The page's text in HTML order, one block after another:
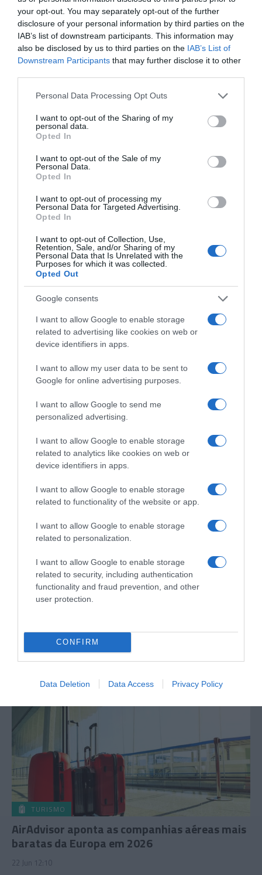
your opt-out. You may separately opt-out of the further
disclosure of your personal information by third parties on the
IAB’s list of downstream participants. This information may
also be disclosed by us to third parties on the IAB’s List of
Downstream Participants that may further disclose it to other
Please note that this website/app uses one or more Google
not limited to your visit or usage behaviour. You may click to
grant or deny consent to Google and its third-party tags to
use your data for below specified purposes in below Google
consent section.
Personal Data Processing Opt Outs
I want to opt-out of the Sharing of my
personal data.
Opted In
I want to opt-out of the Sale of my
Personal Data.
Opted In
I want to opt-out of processing my
Personal Data for Targeted Advertising.
Opted In
I want to opt-out of Collection, Use,
Retention, Sale, and/or Sharing of my
Personal Data that Is Unrelated with the
Purposes for which it was collected.
Opted Out
Google consents
I want to allow Google to enable storage
related to advertising like cookies on web or
device identifiers in apps.
I want to allow my user data to be sent to
Google for online advertising purposes.
I want to allow Google to send me
personalized advertising.
I want to allow Google to enable storage
related to analytics like cookies on web or
device identifiers in apps.
I want to allow Google to enable storage
related to functionality of the website or app.
I want to allow Google to enable storage
related to personalization.
I want to allow Google to enable storage
related to security, including authentication
functionality and fraud prevention, and other
user protection.
CONFIRM
Data Deletion Data Access Privacy Policy
Veja quem esteve no jantar vínico n'O
Clássico
VER GALERIA
JOÃO PORTUGAL RAMOS
JOÃO MARIA RAMOS
FILIPA RAMOS
Últimas
ROTEIRO
Mariano regressa ao Marginal e Summer Jam anima o
Jam este Sábado
CRISTIANO RONALDO
“Muda o corpo de todas as mulheres”
Conheça a programação de fim-de-semana dos hotéis
da colecção Savoy Signature
TURISMO
AirAdvisor aponta as companhias aéreas mais
baratas da Europa em 2026
22 Jun 12:10